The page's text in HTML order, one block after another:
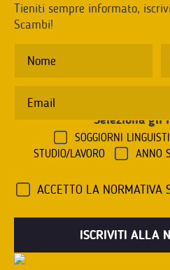
Tieniti sempre informato,
Scambi!
Seleziona gli
SOGGIORNI
STUDIO/LAVORO
ANNO
ACCETTO LA NORMATIVA